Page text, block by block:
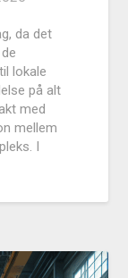
da det
lokale
på alt
med
mellem
I